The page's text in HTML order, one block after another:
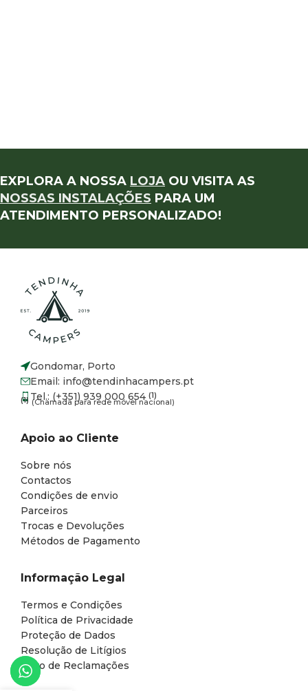
EXPLORA A NOSSA LOJA OU VISITA AS
NOSSAS INSTALAÇÕES PARA UM
ATENDIMENTO PERSONALIZADO!
Gondomar, Porto
Email: info@tendinhacampers.pt
Tel.: (+351) 939 000 654 (1)
(1) (Chamada para rede móvel nacional)
Apoio ao Cliente
Sobre nós
Contactos
Condições de envio
Parceiros
Trocas e Devoluções
Métodos de Pagamento
Informação Legal
Termos e Condições
Política de Privacidade
Proteção de Dados
Resolução de Litígios
Livro de Reclamações